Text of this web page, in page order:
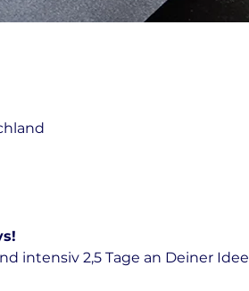
intensiv 2,5 Tage an Deiner